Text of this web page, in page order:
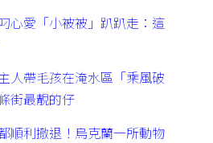
心愛「小被被」趴趴走：這
人帶毛孩在淹水區「乘風破
街最靚的仔
順利撤退！烏克蘭一所動物